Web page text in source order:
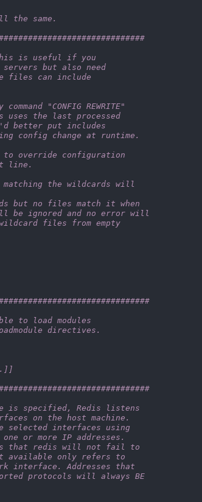
the same.
is useful if you
but also need
files can include
"CONFIG REWRITE"
uses the last processed
better put includes
config change at runtime.
override configuration
line.
the wildcards will
but no files match it when
be ignored and no error will
files from empty
to load modules
directives.
is specified, Redis listens
on the host machine.
interfaces using
or more IP addresses.
that redis will not fail to
available only refers to
interface. Addresses that
protocols will always BE